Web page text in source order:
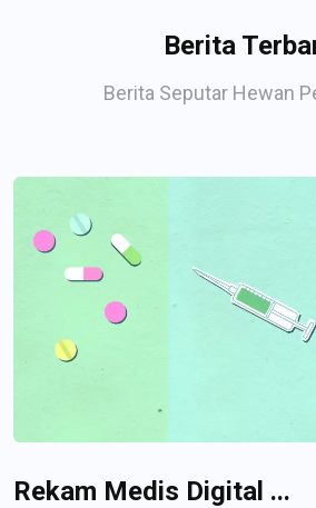
Berita
Berita Seputar Hewan
Rekam Medis Digital ...